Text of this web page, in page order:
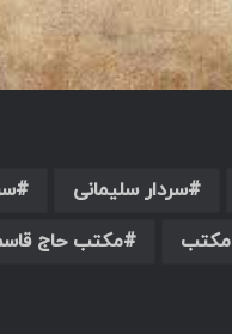
سردار سلیمانی
مکتب مکتب حاج